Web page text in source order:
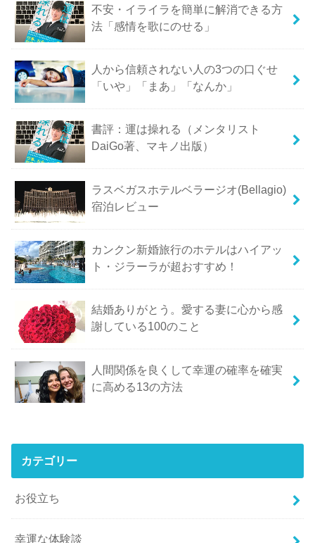
不安・イライラを簡単に解消できる方
法「感情を歌にのせる」
人から信頼されない人の3つの口ぐせ
「いや」「まあ」「なんか」
書評：運は操れる（メンタリスト
DaiGo著、マキノ出版）
ラスベガスホテルベラージオ(Bellagio)
宿泊レビュー
カンクン新婚旅行のホテルはハイアッ
ト・ジラーラが超おすすめ！
結婚ありがとう。愛する妻に心から感
謝している100のこと
人間関係を良くして幸運の確率を確実
に高める13の方法
カテゴリー
お役立ち
幸運な体験談